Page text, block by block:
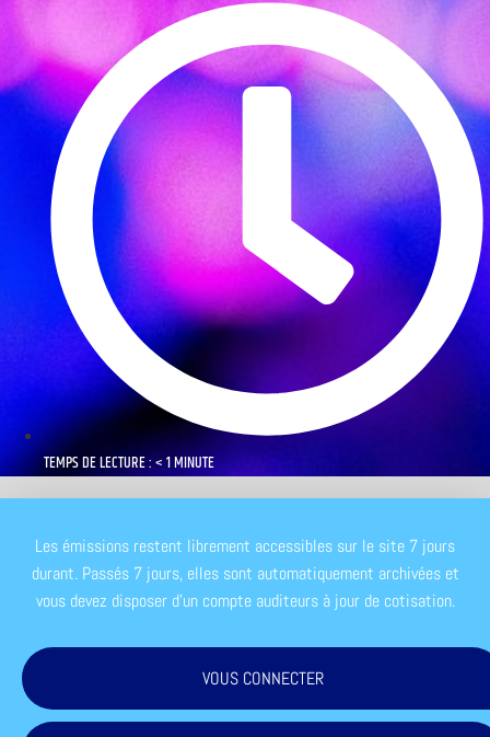
TEMPS DE LECTURE : < 1 MINUTE
Les émissions restent librement accessibles sur le site 7 jours
durant. Passés 7 jours, elles sont automatiquement archivées et
vous devez disposer d'un compte auditeurs à jour de cotisation.
VOUS CONNECTER